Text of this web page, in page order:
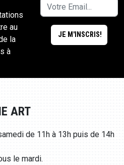
au
la
à
ART
de 11h à 13h puis de 14h
le mardi.